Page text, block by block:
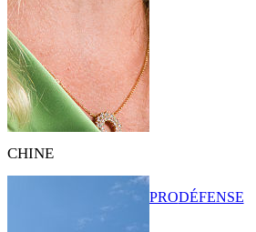
CHINE
PRODÉFENSE